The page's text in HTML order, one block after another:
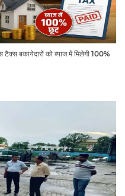
बकायेदारों को ब्याज में मिलेगी 100%